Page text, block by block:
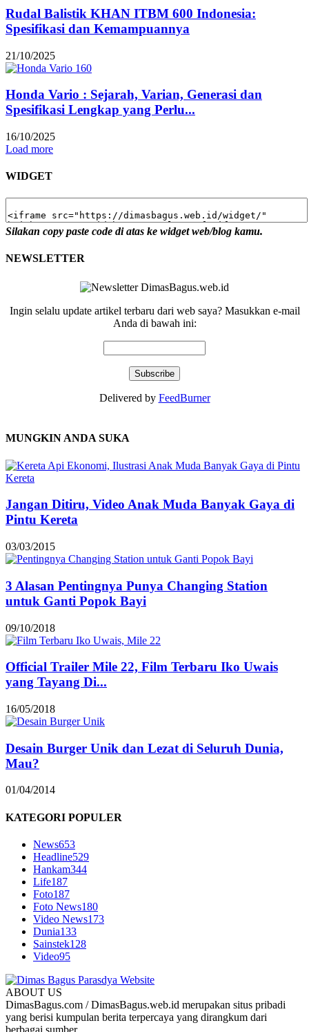
Rudal Balistik KHAN ITBM 600 Indonesia:
Spesifikasi dan Kemampuannya
21/10/2025
Honda Vario : Sejarah, Varian, Generasi dan
Spesifikasi Lengkap yang Perlu...
16/10/2025
Load more
WIDGET
Silakan copy paste code di atas ke widget web/blog kamu.
NEWSLETTER
Ingin selalu update artikel terbaru dari web saya? Masukkan e-mail
Anda di bawah ini:
Delivered by FeedBurner
MUNGKIN ANDA SUKA
Jangan Ditiru, Video Anak Muda Banyak Gaya di
Pintu Kereta
03/03/2015
3 Alasan Pentingnya Punya Changing Station
untuk Ganti Popok Bayi
09/10/2018
Official Trailer Mile 22, Film Terbaru Iko Uwais
yang Tayang Di...
16/05/2018
Desain Burger Unik dan Lezat di Seluruh Dunia,
Mau?
01/04/2014
KATEGORI POPULER
News653
Headline529
Hankam344
Life187
Foto187
Foto News180
Video News173
Dunia133
Sainstek128
Video95
ABOUT US
DimasBagus.com / DimasBagus.web.id merupakan situs pribadi
yang berisi kumpulan berita terpercaya yang dirangkum dari
berbagai sumber.